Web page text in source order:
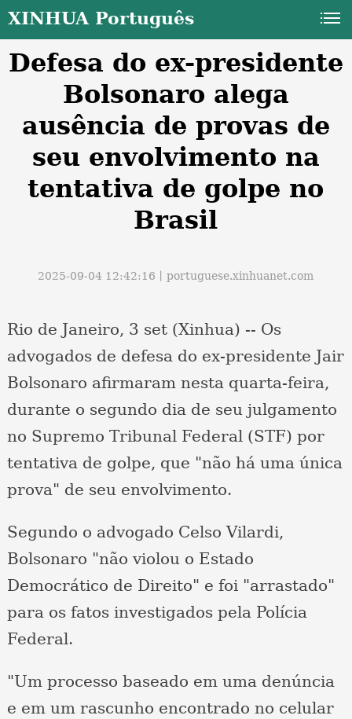
XINHUA Português
Defesa do ex-presidente
Bolsonaro alega
ausência de provas de
seu envolvimento na
tentativa de golpe no
Brasil
2025-09-04 12:42:16丨portuguese.xinhuanet.com
Rio de Janeiro, 3 set (Xinhua) -- Os
advogados de defesa do ex-presidente Jair
Bolsonaro afirmaram nesta quarta-feira,
durante o segundo dia de seu julgamento
no Supremo Tribunal Federal (STF) por
tentativa de golpe, que "não há uma única
prova" de seu envolvimento.
Segundo o advogado Celso Vilardi,
Bolsonaro "não violou o Estado
Democrático de Direito" e foi "arrastado"
para os fatos investigados pela Polícia
Federal.
"Um processo baseado em uma denúncia
e em um rascunho encontrado no celular